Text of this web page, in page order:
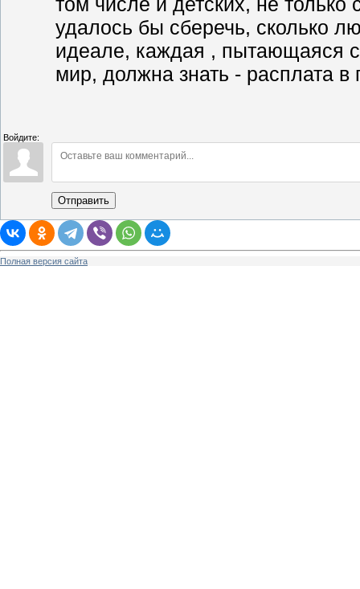
удалось бы сберечь, сколько
идеале, каждая , пытающаяся
мир, должна знать - расплата
Войдите:
Отправить
Полная версия сайта